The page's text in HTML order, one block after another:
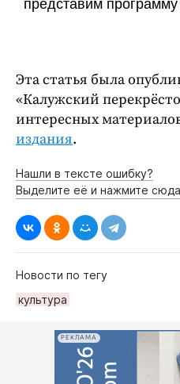
представим
Эта статья была
«Калужский
интересных
издания.
Нашли в тексте ошибку?
Выделите её и нажмите
Новости по тегу
культура
РЕКЛАМА